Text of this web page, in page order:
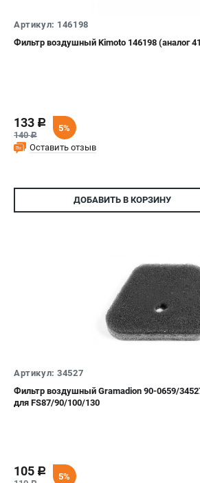
Артикул: 146198
Фильтр воздушный Kimoto 146198 (аналог
133 c
140c
5%
Оставить отзыв
ДОБАВИТЬ В КОРЗИНУ
Артикул: 34527
Фильтр воздушный Gramadion 90-0659/
для FS87/90/100/130
105 c 5%